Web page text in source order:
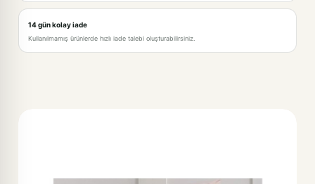
14 gün kolay iade
Kullanılmamış ürünlerde hızlı iade talebi oluşturabilirsiniz.